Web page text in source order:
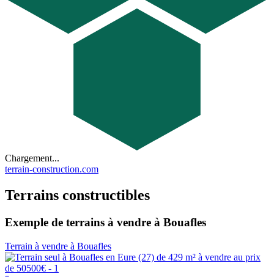
Chargement...
terrain-construction.com
Terrains constructibles
Exemple de terrains à vendre à Bouafles
Terrain à vendre à Bouafles